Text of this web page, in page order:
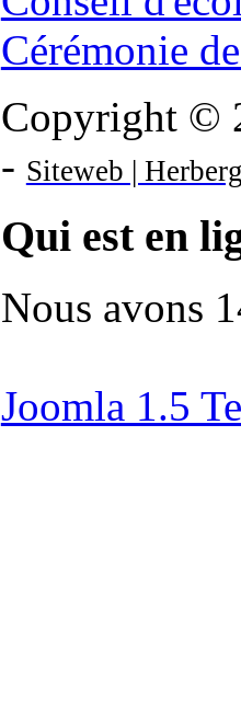
Cérémonie
Copyright ©
- Siteweb |
Qui est en
Nous avons
Joomla 1.5